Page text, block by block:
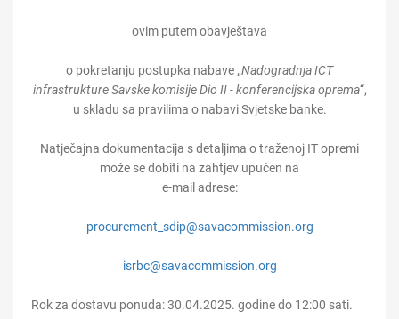
ovim putem obavještava
o pokretanju postupka nabave „Nadogradnja ICT
infrastrukture Savske komisije Dio II - konferencijska oprema“,
u skladu sa pravilima o nabavi Svjetske banke.
Natječajna dokumentacija s detaljima o traženoj IT opremi
može se dobiti na zahtjev upućen na
e-mail adrese:
procurement_sdip@savacommission.org
isrbc@savacommission.org
Rok za dostavu ponuda: 30.04.2025. godine do 12:00 sati.